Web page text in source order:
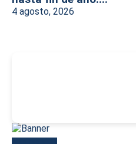
4 agosto, 2026